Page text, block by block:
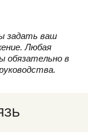
задать ваш
Любая
обязательно в